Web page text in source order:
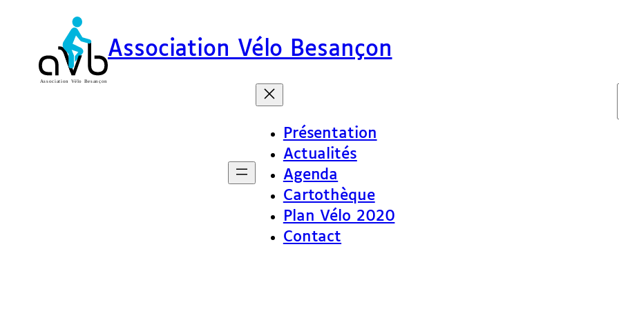
Association Vélo Besançon
Présentation
Actualités
Agenda
Cartothèque
Plan Vélo 2020
Contact